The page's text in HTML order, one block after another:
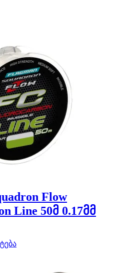
Flow
Line 50მ 0.17მმ